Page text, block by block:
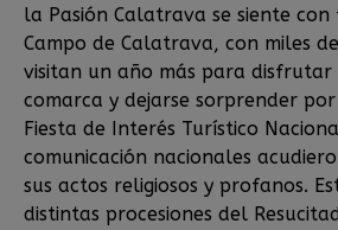
la Pasión Calatrava se siente
Campo de Calatrava, con miles
visitan un año más para disfrutar
comarca y dejarse sorprender
Fiesta de Interés Turístico
comunicación nacionales
sus actos religiosos y profanos.
distintas procesiones del